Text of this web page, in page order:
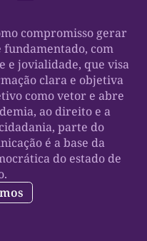
compromisso gerar
fundamentado, com
e jovialidade, que visa
clara e objetiva
como vetor e abre
ao direito e a
parte do
é a base da
do estado de